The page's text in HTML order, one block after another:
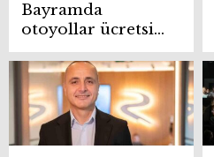
Bayramda
otoyollar ücretsiz
mi 2025? Ankara,
İzmir, Antalya,
Trabzon, Rize
KGM ücretsiz
otoyollar listesi